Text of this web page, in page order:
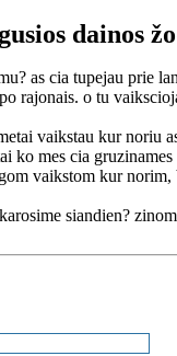
dainos
as cia tupejau prie
rajonais. o tu
vaikstau kur noriu
ko mes cia gruzinames
vaikstom kur
siandien?